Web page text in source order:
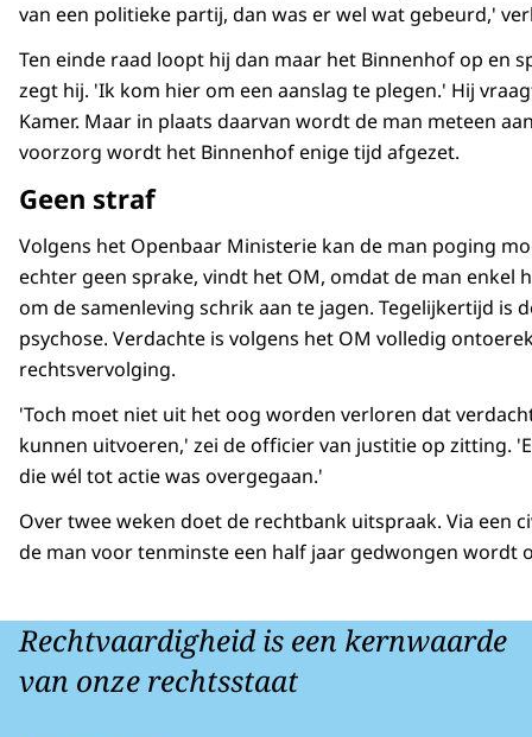
van een politieke partij, dan was er wel wat gebeurd,'
Ten einde raad loopt hij dan maar het Binnenhof op en
zegt hij. 'Ik kom hier om een aanslag te plegen.' Hij
Kamer. Maar in plaats daarvan wordt de man meteen
voorzorg wordt het Binnenhof enige tijd afgezet.
Geen straf
Volgens het Openbaar Ministerie kan de man poging
echter geen sprake, vindt het OM, omdat de man
om de samenleving schrik aan te jagen. Tegelijkertijd is
psychose. Verdachte is volgens het OM volledig
rechtsvervolging.
'Toch moet niet uit het oog worden verloren dat
kunnen uitvoeren,' zei de officier van justitie op zitting.
die wél tot actie was overgegaan.'
Over twee weken doet de rechtbank uitspraak. Via een
de man voor tenminste een half jaar gedwongen wordt
Rechtvaardigheid is een kernwaarde
van onze rechtsstaat